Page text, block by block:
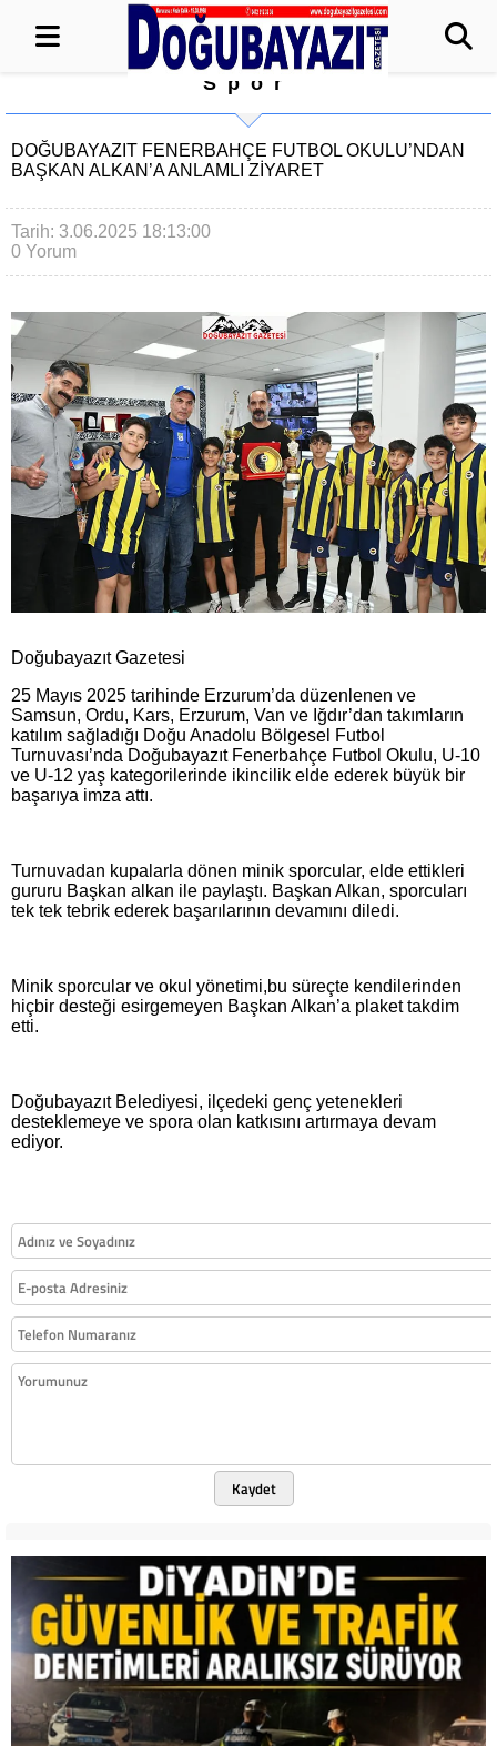
Spor
DOĞUBAYAZIT FENERBAHÇE FUTBOL OKULU’NDAN
BAŞKAN ALKAN’A ANLAMLI ZİYARET
Tarih: 3.06.2025 18:13:00
0 Yorum
Doğubayazıt Gazetesi
25 Mayıs 2025 tarihinde Erzurum’da düzenlenen ve
Samsun, Ordu, Kars, Erzurum, Van ve Iğdır’dan takımların
katılım sağladığı Doğu Anadolu Bölgesel Futbol
Turnuvası’nda Doğubayazıt Fenerbahçe Futbol Okulu, U-10
ve U-12 yaş kategorilerinde ikincilik elde ederek büyük bir
başarıya imza attı.
Turnuvadan kupalarla dönen minik sporcular, elde ettikleri
gururu Başkan alkan ile paylaştı. Başkan Alkan, sporcuları
tek tek tebrik ederek başarılarının devamını diledi.
Minik sporcular ve okul yönetimi,bu süreçte kendilerinden
hiçbir desteği esirgemeyen Başkan Alkan’a plaket takdim
etti.
Doğubayazıt Belediyesi, ilçedeki genç yetenekleri
desteklemeye ve spora olan katkısını artırmaya devam
ediyor.
Kaydet